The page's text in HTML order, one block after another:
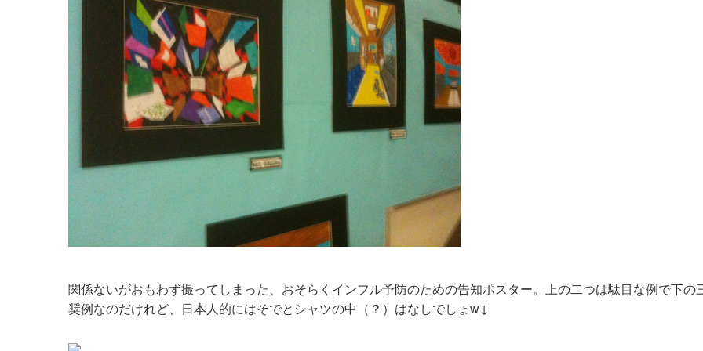
関係ないがおもわず撮ってしまった、おそらくインフル予防のための告知ポスター。上の二つは駄目な例で下の
奨例なのだけれど、日本人的にはそでとシャツの中（？）はなしでしょw↓